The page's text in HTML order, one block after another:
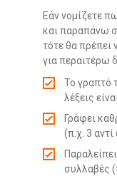
Εάν νομίζετε
και παραπάνω
τότε θα πρέπει
για περαιτέρω
Το γραπτό
λέξεις
Γράφει
(π.χ. 3
συλλαβές